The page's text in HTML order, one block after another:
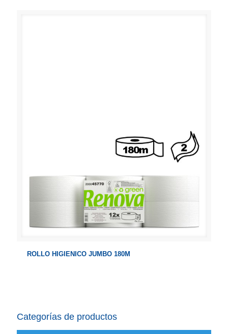
ROLLO HIGIENICO JUMBO 180M
Categorías de productos